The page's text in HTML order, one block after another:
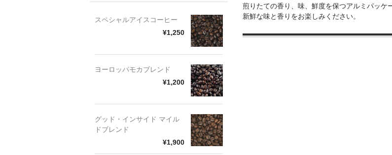
煎りたての香り、味、鮮度を保つアルミパッケ
新鮮な味と香りをお楽しみください。
スペシャルアイスコーヒー
¥1,250
ヨーロッパモカブレンド
¥1,200
グッド・インサイド マイル
ドブレンド
¥1,900